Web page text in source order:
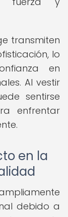
transmiten
lo
en
Al vestir
sentirse
enfrentar
en la
debido a